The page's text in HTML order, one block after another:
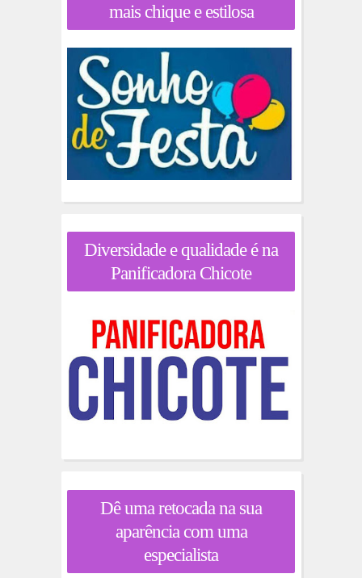
mais chique e estilosa
Diversidade e qualidade é na
Panificadora Chicote
Dê uma retocada na sua
aparência com uma
especialista